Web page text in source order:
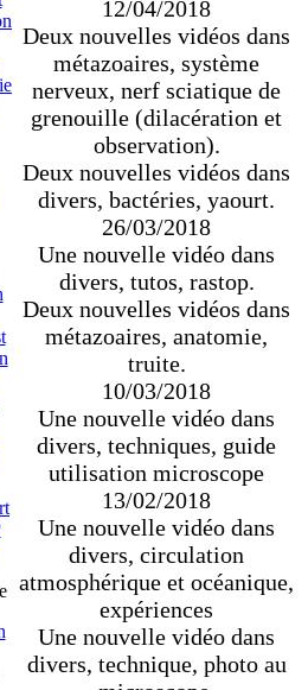
12/04/2018
Deux nouvelles vidéos dans
métazoaires, système
nerveux, nerf sciatique de
grenouille (dilacération et
observation).
Deux nouvelles vidéos dans
divers, bactéries, yaourt.
26/03/2018
Une nouvelle vidéo dans
divers, tutos, rastop.
Deux nouvelles vidéos dans
métazoaires, anatomie,
truite.
10/03/2018
Une nouvelle vidéo dans
divers, techniques, guide
utilisation microscope
13/02/2018
Une nouvelle vidéo dans
divers, circulation
atmosphérique et océanique,
expériences
Une nouvelle vidéo dans
divers, technique, photo au